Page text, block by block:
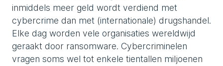
inmiddels meer geld wordt verdiend met
cybercrime dan met (internationale) drugshandel.
Elke dag worden vele organisaties wereldwijd
geraakt door ransomware. Cybercriminelen
vragen soms wel tot enkele tientallen miljoenen